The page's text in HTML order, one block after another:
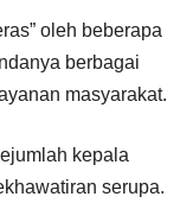
oleh beberapa
berbagai
masyarakat.
kepala
serupa.